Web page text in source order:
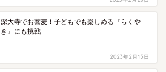
深大寺でお蕎麦！子どもでも楽しめる『らくや
き』にも挑戦
2023年2月13日